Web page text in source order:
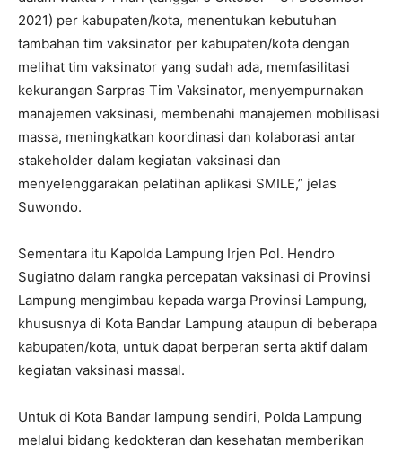
2021) per kabupaten/kota, menentukan kebutuhan
tambahan tim vaksinator per kabupaten/kota dengan
melihat tim vaksinator yang sudah ada, memfasilitasi
kekurangan Sarpras Tim Vaksinator, menyempurnakan
manajemen vaksinasi, membenahi manajemen mobilisasi
massa, meningkatkan koordinasi dan kolaborasi antar
stakeholder dalam kegiatan vaksinasi dan
menyelenggarakan pelatihan aplikasi SMILE,” jelas
Suwondo.
Sementara itu Kapolda Lampung Irjen Pol. Hendro
Sugiatno dalam rangka percepatan vaksinasi di Provinsi
Lampung mengimbau kepada warga Provinsi Lampung,
khususnya di Kota Bandar Lampung ataupun di beberapa
kabupaten/kota, untuk dapat berperan serta aktif dalam
kegiatan vaksinasi massal.
Untuk di Kota Bandar lampung sendiri, Polda Lampung
melalui bidang kedokteran dan kesehatan memberikan